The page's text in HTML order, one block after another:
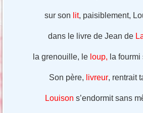
sur son lit, paisiblement,
dans le livre de Jean de
la grenouille, le loup, la
Son père, livreur, rentrait
Louison s’endormit sans